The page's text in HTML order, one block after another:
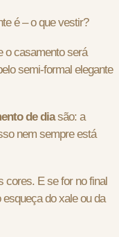
é – o que vestir?
o casamento será
semi-formal elegante
de diasão: a
nem sempre está
cores. E se for no final
do xale ou da